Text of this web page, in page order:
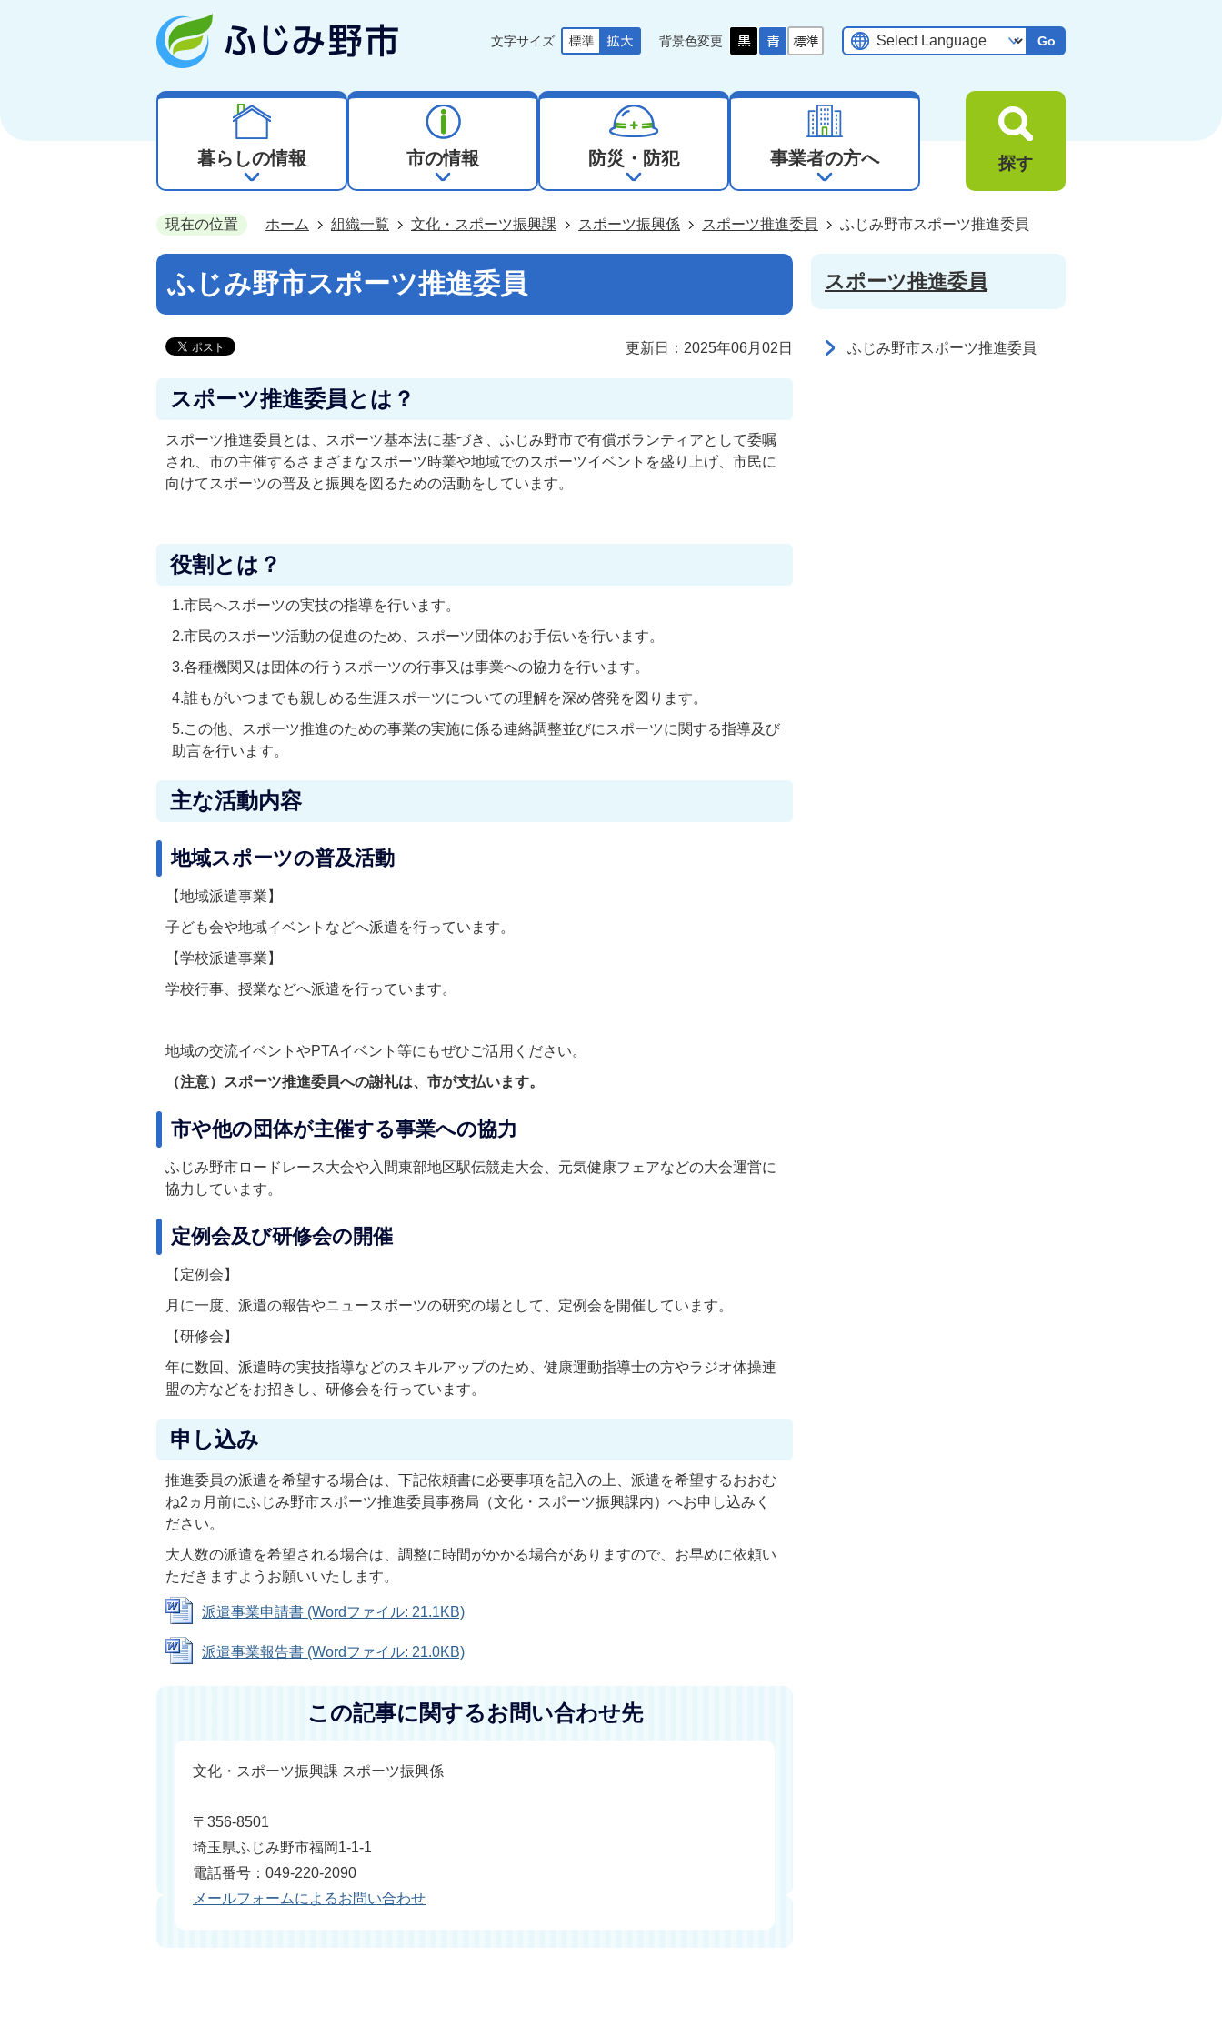
文字サイズ 背景色変更 Go
暮らしの情報 市の情報 防災・防犯 事業者の方へ 探す
現在の位置 ホーム 組織一覧 文化・スポーツ振興課 スポーツ振興係 スポーツ推進委員 ふじみ野市スポーツ推進委員
ふじみ野市スポーツ推進委員
更新日：2025年06月02日
スポーツ推進委員とは？
スポーツ推進委員とは、スポーツ基本法に基づき、ふじみ野市で有償ボランティアとして委嘱
され、市の主催するさまざまなスポーツ時業や地域でのスポーツイベントを盛り上げ、市民に
向けてスポーツの普及と振興を図るための活動をしています。
役割とは？
1.市民へスポーツの実技の指導を行います。
2.市民のスポーツ活動の促進のため、スポーツ団体のお手伝いを行います。
3.各種機関又は団体の行うスポーツの行事又は事業への協力を行います。
4.誰もがいつまでも親しめる生涯スポーツについての理解を深め啓発を図ります。
5.この他、スポーツ推進のための事業の実施に係る連絡調整並びにスポーツに関する指導及び
助言を行います。
主な活動内容
地域スポーツの普及活動
【地域派遣事業】
子ども会や地域イベントなどへ派遣を行っています。
【学校派遣事業】
学校行事、授業などへ派遣を行っています。
地域の交流イベントやPTAイベント等にもぜひご活用ください。
（注意）スポーツ推進委員への謝礼は、市が支払います。
市や他の団体が主催する事業への協力
ふじみ野市ロードレース大会や入間東部地区駅伝競走大会、元気健康フェアなどの大会運営に
協力しています。
定例会及び研修会の開催
【定例会】
月に一度、派遣の報告やニュースポーツの研究の場として、定例会を開催しています。
【研修会】
年に数回、派遣時の実技指導などのスキルアップのため、健康運動指導士の方やラジオ体操連
盟の方などをお招きし、研修会を行っています。
申し込み
推進委員の派遣を希望する場合は、下記依頼書に必要事項を記入の上、派遣を希望するおおむ
ね2ヵ月前にふじみ野市スポーツ推進委員事務局（文化・スポーツ振興課内）へお申し込みく
ださい。
大人数の派遣を希望される場合は、調整に時間がかかる場合がありますので、お早めに依頼い
ただきますようお願いいたします。
派遣事業申請書 (Wordファイル: 21.1KB)
派遣事業報告書 (Wordファイル: 21.0KB)
この記事に関するお問い合わせ先
文化・スポーツ振興課 スポーツ振興係
〒356-8501
埼玉県ふじみ野市福岡1-1-1
電話番号：049-220-2090
メールフォームによるお問い合わせ
スポーツ推進委員
ふじみ野市スポーツ推進委員